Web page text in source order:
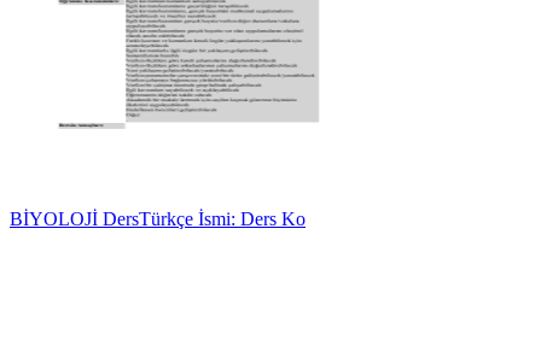
BİYOLOJİ DersTürkçe İsmi: Ders Ko